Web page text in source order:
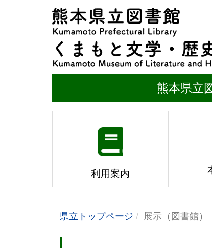
熊本県立
利用案内
県立トップページ 展示（図書館）